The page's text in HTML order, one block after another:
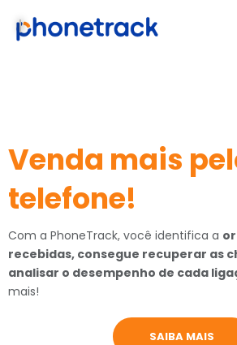
Venda mais
telefone!
Com a PhoneTrack, você identifica a
recebidas, consegue recuperar as
analisar o desempenho de cada
mais!
SAIBA MAIS